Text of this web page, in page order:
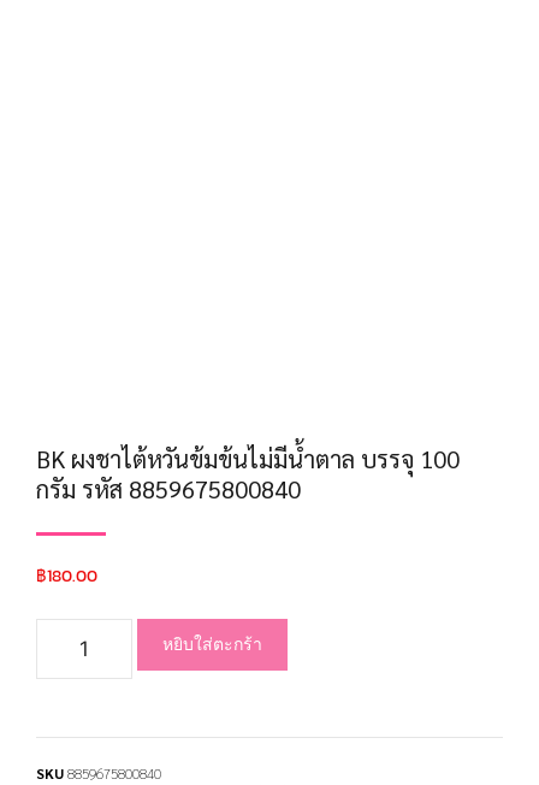
BK ผงชาไต้หวันข้มข้นไม่มีน้ำตาล บรรจุ 100
กรัม รหัส 8859675800840
฿180.00
หยิบใส่ตะกร้า
SKU8859675800840